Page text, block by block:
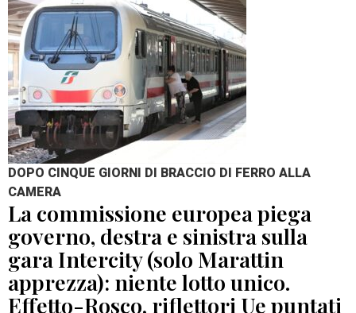
DOPO CINQUE GIORNI DI BRACCIO DI FERRO ALLA
CAMERA
La commissione europea piega
governo, destra e sinistra sulla
gara Intercity (solo Marattin
apprezza): niente lotto unico.
Effetto-Rosco, riflettori Ue puntati